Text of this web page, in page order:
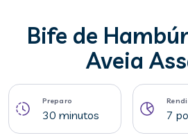
Bife de
Aveia
Preparo
30 minutos 7